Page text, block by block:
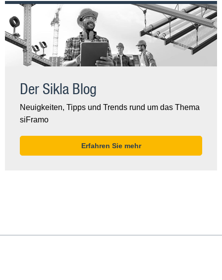
Der Sikla Blog
Neuigkeiten, Tipps und Trends rund um das Thema
siFramo
Erfahren Sie mehr